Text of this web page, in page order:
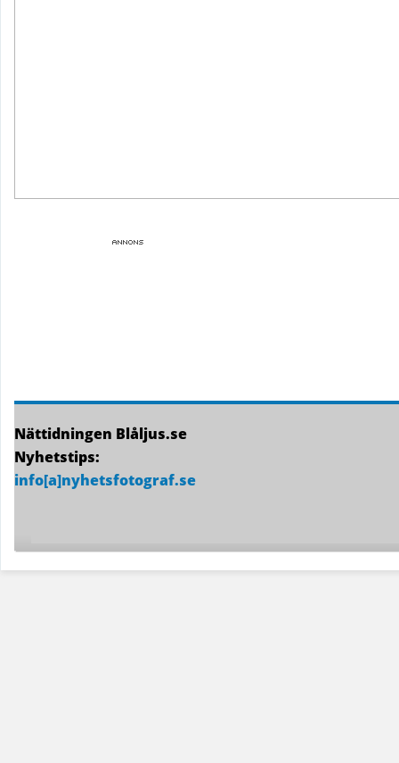
Nättidningen Blåljus.se
Nyhetstips:
info[a]nyhetsfotograf.se